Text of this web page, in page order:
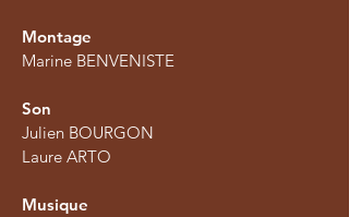
Montage
Marine BENVENISTE
Son
Julien BOURGON
Laure ARTO
Musique